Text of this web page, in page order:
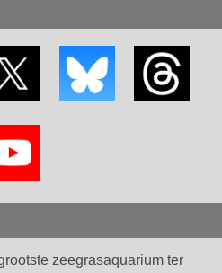
zeegrasaquarium ter